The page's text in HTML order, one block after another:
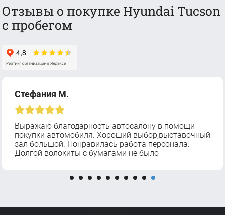
Отзывы о покупке Hyundai Tucson
с пробегом
Стефания М.
Выражаю благодарность автосалону в помощи
покупки автомобиля. Хороший выбор,выставочный
зал большой. Понравилась работа персонала.
Долгой волокиты с бумагами не было